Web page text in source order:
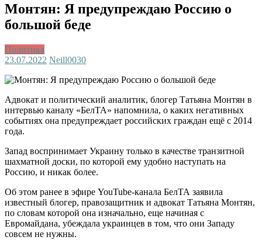
Монтян: Я предупреждаю Россию о
большой беде
Политика
23.07.2022 Neill0030
Адвокат и политический аналитик, блогер Татьяна Монтян в
интервью каналу «БелТА» напомнила, о каких негативных
событиях она предупреждает российских граждан ещё с 2014
года.
Запад воспринимает Украину только в качестве транзитной
шахматной доски, по которой ему удобно наступать на
Россию, и никак более.
Об этом ранее в эфире YouTube-канала БелТА заявила
известный блогер, правозащитник и адвокат Татьяна Монтян,
по словам которой она изначально, еще начиная с
Евромайдана, убеждала украинцев в том, что они Западу
совсем не нужны.